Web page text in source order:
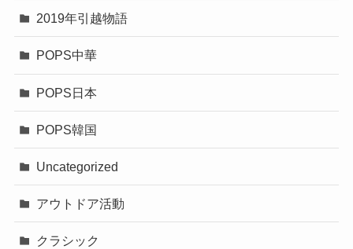
2019年引越物語
POPS中華
POPS日本
POPS韓国
Uncategorized
アウトドア活動
クラシック